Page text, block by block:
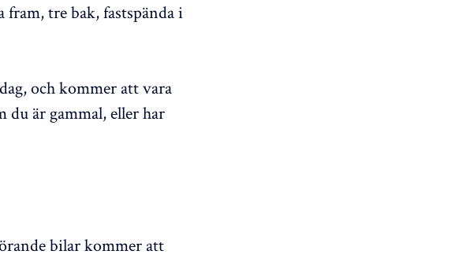
tre bak, fastspända i
och kommer att vara
du är gammal, eller har
bilar kommer att